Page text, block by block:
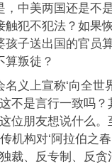
中美两国还是不
犯不犯法？如果
子送出国的官员
算叛徒？
义上宣称‘向全世
不是言行一致吗
位朋友想说什么。
机构对‘阿拉伯之
裁、反专制、反